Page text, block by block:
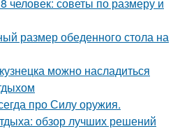
размер обеденного стола на
можно насладиться
про Силу оружия.
обзор лучших решений